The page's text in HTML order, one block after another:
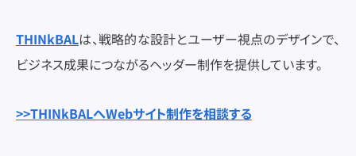
THINkBALは、戦略的な設計とユーザー視点のデザインで、
ビジネス成果につながるヘッダー制作を提供しています。
>>THINkBALへWebサイト制作を相談する